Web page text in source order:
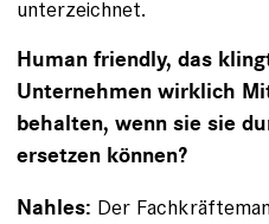
unterzeichnet.
Human friendly, das
Unternehmen wirklich
behalten, wenn sie sie
ersetzen können?
Nahles: Der